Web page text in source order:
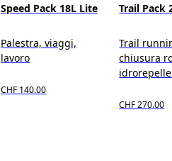
Speed Pack 18L Lite
Palestra, viaggi,
lavoro
CHF 140.00
Trail Pack
Trail
chiusura
CHF 270.00